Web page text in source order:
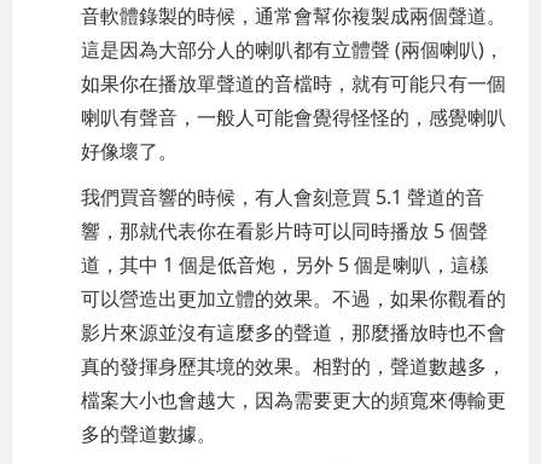
音軟體錄製的時候，通常會幫你複製成兩個聲道。
這是因為大部分人的喇叭都有立體聲 (兩個喇叭)，
如果你在播放單聲道的音檔時，就有可能只有一個
喇叭有聲音，一般人可能會覺得怪怪的，感覺喇叭
好像壞了。
我們買音響的時候，有人會刻意買 5.1 聲道的音
響，那就代表你在看影片時可以同時播放 5 個聲
道，其中 1 個是低音炮，另外 5 個是喇叭，這樣
可以營造出更加立體的效果。不過，如果你觀看的
影片來源並沒有這麼多的聲道，那麼播放時也不會
真的發揮身歷其境的效果。相對的，聲道數越多，
檔案大小也會越大，因為需要更大的頻寬來傳輸更
多的聲道數據。